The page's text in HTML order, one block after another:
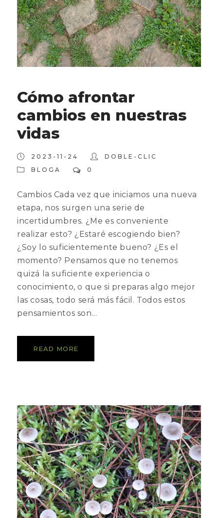
Cómo afrontar
cambios en nuestras
vidas
2023-11-24
DOBLE-CLIC
BLOGA
0
Cambios Cada vez que iniciamos una nueva
etapa, nos surgen una serie de
incertidumbres. ¿Me es conveniente
realizar esto? ¿Estaré escogiendo bien?
¿Soy lo suficientemente bueno? ¿Es el
momento? Pensamos que no tenemos
quizá la suficiente experiencia o
conocimiento, o que si preparas algo mejor
las cosas, todo será más fácil. Todos estos
pensamientos son...
READ MORE